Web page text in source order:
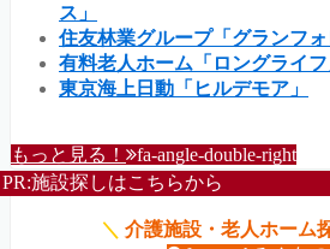
ス」
住友林業グループ「グランフォ
有料老人ホーム「ロングライフ
東京海上日動「ヒルデモア」
もっと見る！ fa-angle-double-right
PR:施設探しはこちらから
＼ 介護施設・老人ホーム